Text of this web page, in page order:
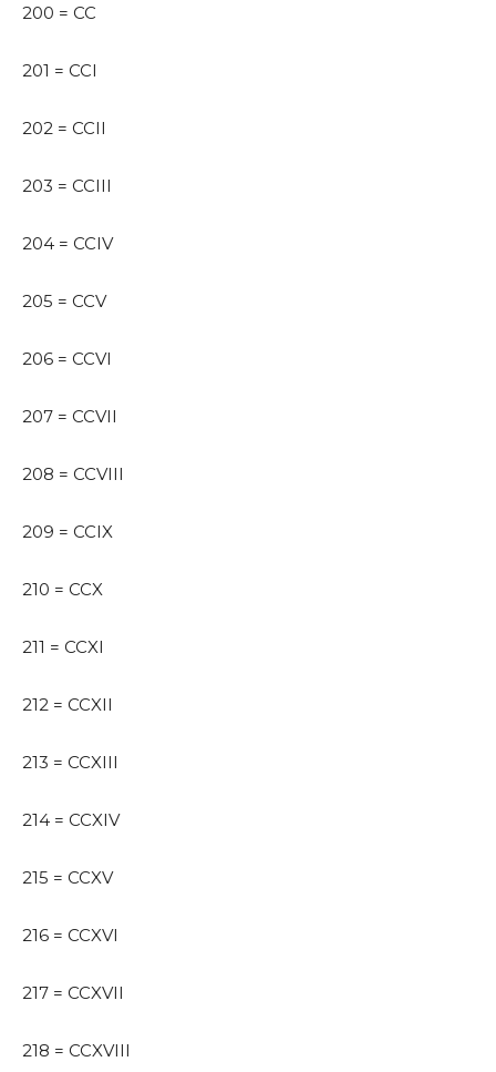
200 = CC
201 = CCI
202 = CCII
203 = CCIII
204 = CCIV
205 = CCV
206 = CCVI
207 = CCVII
208 = CCVIII
209 = CCIX
210 = CCX
211 = CCXI
212 = CCXII
213 = CCXIII
214 = CCXIV
215 = CCXV
216 = CCXVI
217 = CCXVII
218 = CCXVIII